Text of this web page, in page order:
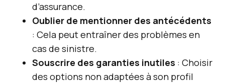
d’assurance.
Oublier de mentionner des antécédents
: Cela peut entraîner des problèmes en
cas de sinistre.
Souscrire des garanties inutiles : Choisir
des options non adaptées à son profil